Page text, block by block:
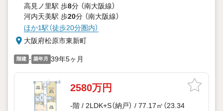
高見ノ里駅 歩8分 （南大阪線）
河内天美駅 歩20分 （南大阪線）
ほか1駅（徒歩20分圏内）
大阪府松原市東新町
階建 - 築年月 39年5ヶ月
2580万円
-階 / 2LDK+S（納戸） / 77.17㎡（23.34